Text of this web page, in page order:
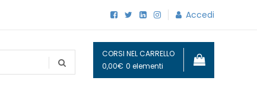
Accedi
CORSI NEL CARRELLO
0,00€ 0 elementi